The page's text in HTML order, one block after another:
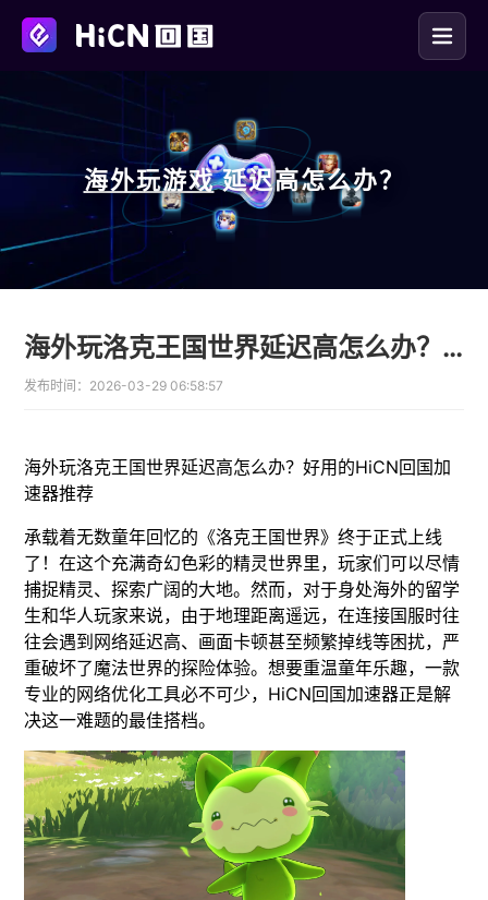
海外玩游戏 延迟高怎么办？
海外玩洛克王国世界延迟高怎么办？好用的HiCN回国加速器推荐
发布时间： 2026-03-29 06:58:57
海外玩洛克王国世界延迟高怎么办？好用的HiCN回国加
速器推荐
承载着无数童年回忆的《洛克王国世界》终于正式上线
了！在这个充满奇幻色彩的精灵世界里，玩家们可以尽情
捕捉精灵、探索广阔的大地。然而，对于身处海外的留学
生和华人玩家来说，由于地理距离遥远，在连接国服时往
往会遇到网络延迟高、画面卡顿甚至频繁掉线等困扰，严
重破坏了魔法世界的探险体验。想要重温童年乐趣，一款
专业的网络优化工具必不可少，HiCN回国加速器正是解
决这一难题的最佳搭档。